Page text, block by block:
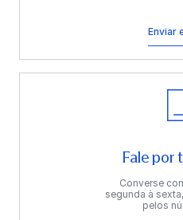
Enviar
Fale por
Converse
segunda à
pelos